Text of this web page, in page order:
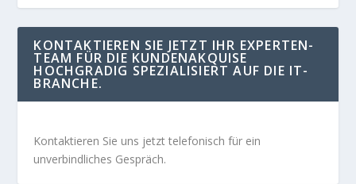
KONTAKTIEREN SIE JETZT IHR EXPERTEN-
TEAM FÜR DIE KUNDENAKQUISE
HOCHGRADIG SPEZIALISIERT AUF DIE IT-
BRANCHE.
Kontaktieren Sie uns jetzt telefonisch für ein
unverbindliches Gespräch.